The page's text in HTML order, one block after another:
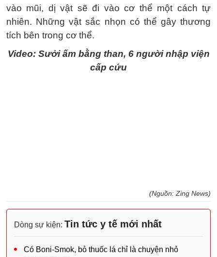
vào mũi, dị vật sẽ đi vào cơ thể một cách tự
nhiên. Những vật sắc nhọn có thể gây thương
tích bên trong cơ thể.
Video: Sưởi ấm bằng than, 6 người nhập viện
cấp cứu
(Nguồn: Zing News)
Dòng sự kiện: Tin tức y tế mới nhất
Có Boni-Smok, bỏ thuốc lá chỉ là chuyện nhỏ